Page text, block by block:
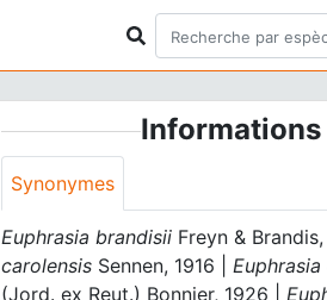
Informations
Synonymes
Euphrasia brandisii Freyn &
carolensis Sennen, 1916 |
(Jord. ex Reut.) Bonnier, 1926 |